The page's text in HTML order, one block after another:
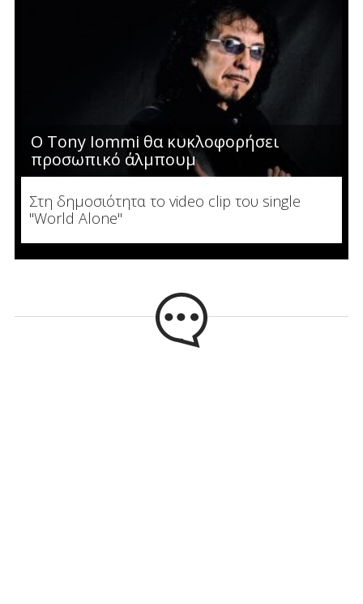
Ο Tony Iommi θα κυκλοφορήσει
προσωπικό άλμπουμ
Στη δημοσιότητα το video clip του single
"World Alone"